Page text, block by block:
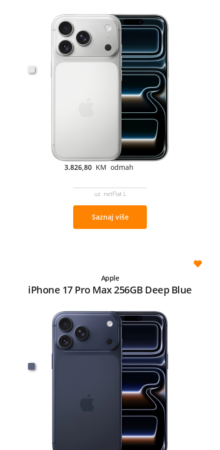
3.826,80 KM odmah
uz netFlat L
Saznaj više
Apple
iPhone 17 Pro Max 256GB Deep Blue